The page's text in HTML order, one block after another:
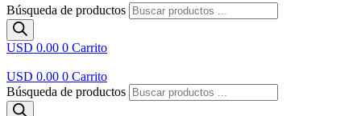
Búsqueda de productos
USD 0.00 0 Carrito
USD 0.00 0 Carrito
Búsqueda de productos